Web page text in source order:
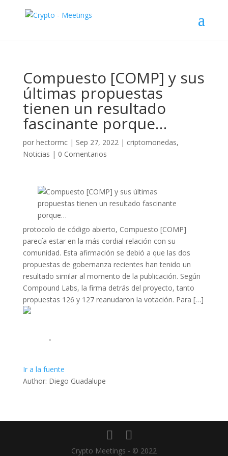
Compuesto [COMP] y sus
últimas propuestas
tienen un resultado
fascinante porque…
por hectormc| Sep 27, 2022| criptomonedas,
Noticias | 0 Comentarios
protocolo de código abierto, Compuesto [COMP]
parecía estar en la más cordial relación con su
comunidad. Esta afirmación se debió a que las dos
propuestas de gobernanza recientes han tenido un
resultado similar al momento de la publicación. Según
Compound Labs, la firma detrás del proyecto, tanto
propuestas 126 y 127 reanudaron la votación. Para […]
Ir a la fuente
Author: Diego Guadalupe
Crypto Meetings - © 2022